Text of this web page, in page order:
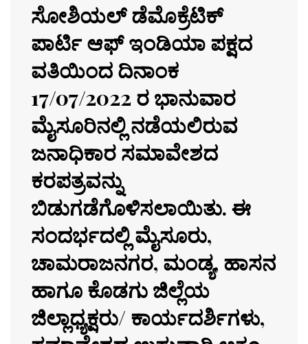
ಸೋಶಿಯಲ್ ಡೆಮೊಕ್ರೆಟಿಕ್
ಪಾರ್ಟಿ ಆಫ್ ಇಂಡಿಯಾ ಪಕ್ಷದ
ವತಿಯಿಂದ ದಿನಾಂಕ
17/07/2022 ರ ಭಾನುವಾರ
ಮೈಸೂರಿನಲ್ಲಿ ನಡೆಯಲಿರುವ
ಜನಾಧಿಕಾರ ಸಮಾವೇಶದ
ಕರಪತ್ರವನ್ನು
ಬಿಡುಗಡೆಗೊಳಿಸಲಾಯಿತು. ಈ
ಸಂದರ್ಭದಲ್ಲಿ ಮೈಸೂರು,
ಚಾಮರಾಜನಗರ, ಮಂಡ್ಯ, ಹಾಸನ
ಹಾಗೂ ಕೊಡಗು ಜಿಲ್ಲೆಯ
ಜಿಲ್ಲಾಧ್ಯಕ್ಷರು/ ಕಾರ್ಯದರ್ಶಿಗಳು,